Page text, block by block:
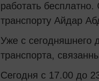
работать
транспорту Айдар
Уже с сегодняшнего
транспорта,
Сегодня с 17.00 до